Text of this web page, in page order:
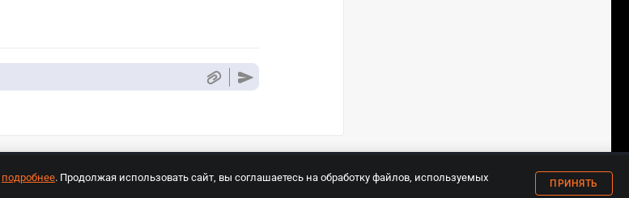
18+
подробнее. Продолжая использовать сайт, вы соглашаетесь на обработку файлов, используемых
ПРИНЯТЬ